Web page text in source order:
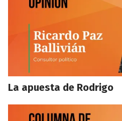
La apuesta de Rodrigo